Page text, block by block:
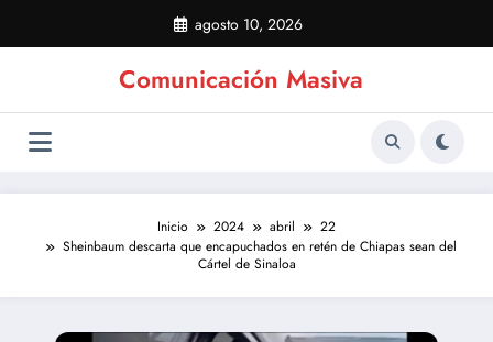
contenido
agosto 10, 2026
Comunicación Masiva
Inicio 2024 abril
22
Sheinbaum descarta que encapuchados en retén de Chiapas sean del
Cártel de Sinaloa